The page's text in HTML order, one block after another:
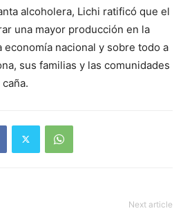
alcoholera, Lichi ratificó que el
una mayor producción en la
economía nacional y sobre todo a
sus familias y las comunidades
Next article